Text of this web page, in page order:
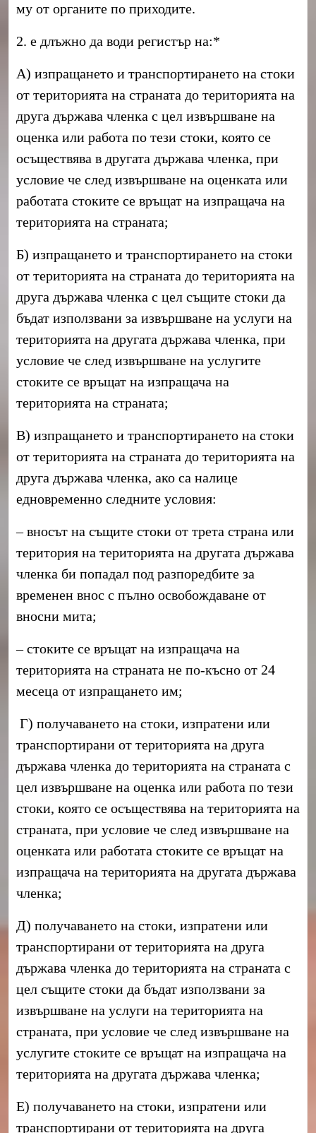
му от органите по приходите.
2. е длъжно да води регистър на:*
А) изпращането и транспортирането на стоки
от територията на страната до територията на
друга държава членка с цел извършване на
оценка или работа по тези стоки, която се
осъществява в другата държава членка, при
условие че след извършване на оценката или
работата стоките се връщат на изпращача на
територията на страната;
Б) изпращането и транспортирането на стоки
от територията на страната до територията на
друга държава членка с цел същите стоки да
бъдат използвани за извършване на услуги на
територията на другата държава членка, при
условие че след извършване на услугите
стоките се връщат на изпращача на
територията на страната;
В) изпращането и транспортирането на стоки
от територията на страната до територията на
друга държава членка, ако са налице
едновременно следните условия:
– вносът на същите стоки от трета страна или
територия на територията на другата държава
членка би попадал под разпоредбите за
временен внос с пълно освобождаване от
вносни мита;
– стоките се връщат на изпращача на
територията на страната не по-късно от 24
месеца от изпращането им;
Г) получаването на стоки, изпратени или
транспортирани от територията на друга
държава членка до територията на страната с
цел извършване на оценка или работа по тези
стоки, която се осъществява на територията на
страната, при условие че след извършване на
оценката или работата стоките се връщат на
изпращача на територията на другата държава
членка;
Д) получаването на стоки, изпратени или
транспортирани от територията на друга
държава членка до територията на страната с
цел същите стоки да бъдат използвани за
извършване на услуги на територията на
страната, при условие че след извършване на
услугите стоките се връщат на изпращача на
територията на другата държава членка;
Е) получаването на стоки, изпратени или
транспортирани от територията на друга